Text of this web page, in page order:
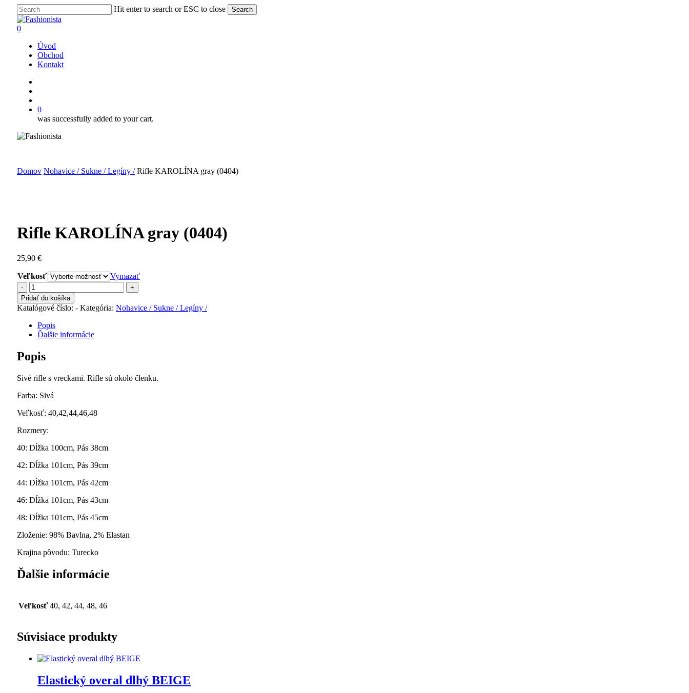
main
Hit enter to search or ESC to close Search
Close
Search
search
account
0
Úvod
Obchod
Kontakt
0
was successfully added to your cart.
Domov Nohavice / Sukne / Legíny / Rifle KAROLÍNA gray (0404)
Rifle KAROLÍNA gray (0404)
25,90 €
Veľkosť
Vymazať
množstvo
Rifle
KAROLÍNA
gray
(0404)
Pridať do košíka
Katalógové číslo: - Kategória: Nohavice / Sukne / Legíny /
Popis
Ďalšie informácie
Popis
Sivé rifle s vreckami. Rifle sú okolo členku.
Farba: Sivá
Veľkosť: 40,42,44,46,48
Rozmery:
40: Dĺžka 100cm, Pás 38cm
42: Dĺžka 101cm, Pás 39cm
44: Dĺžka 101cm, Pás 42cm
46: Dĺžka 101cm, Pás 43cm
48: Dĺžka 101cm, Pás 45cm
Zloženie: 98% Bavlna, 2% Elastan
Krajina pôvodu: Turecko
Ďalšie informácie
Veľkosť 40, 42, 44, 48, 46
Súvisiace produkty
Elastický overal dlhý BEIGE